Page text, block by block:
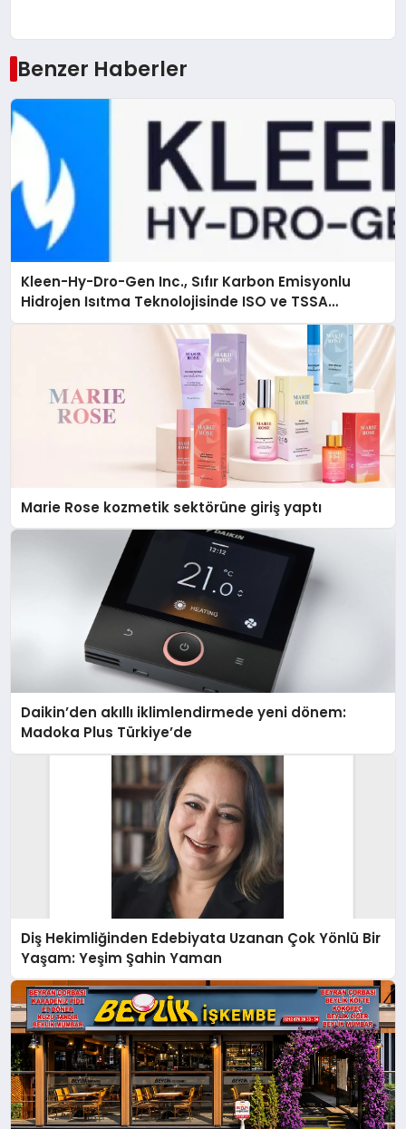
Benzer Haberler
Kleen-Hy-Dro-Gen Inc., Sıfır Karbon Emisyonlu
Hidrojen Isıtma Teknolojisinde ISO ve TSSA
Düzenleyici Onaylarını Aldı
Marie Rose kozmetik sektörüne giriş yaptı
Daikin’den akıllı iklimlendirmede yeni dönem:
Madoka Plus Türkiye’de
Diş Hekimliğinden Edebiyata Uzanan Çok Yönlü Bir
Yaşam: Yeşim Şahin Yaman